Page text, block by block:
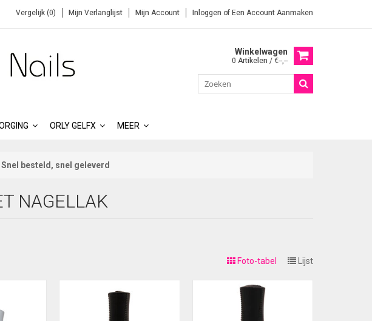
Vergelijk (0) Mijn Verlanglijst Mijn Account Inloggen of Een Account Aanmaken
Winkelwagen
0 Artikelen / €--,--
ORLY GELFX MEER
Snel besteld, snel geleverd
NAGELLAK
Foto-tabel Lijst